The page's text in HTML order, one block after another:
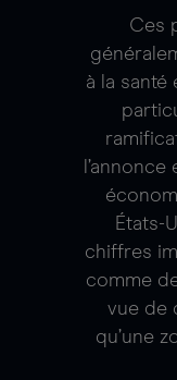
Ces
à la santé
États-
chiffres
comme
vue de
qu’une